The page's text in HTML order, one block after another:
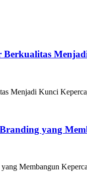
Berkualitas
Menjadi Kunci
yang
Membangun